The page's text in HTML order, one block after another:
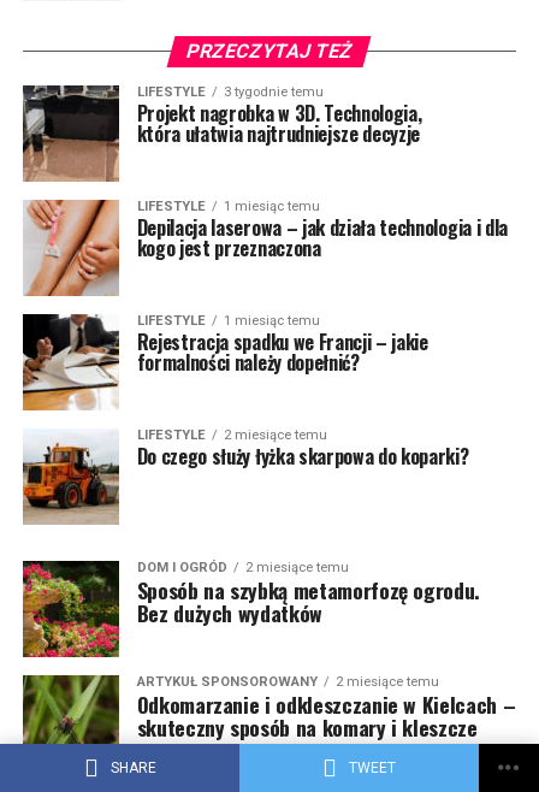
SHARE TWEET
PRZECZYTAJ TEŻ
LIFESTYLE 3 tygodnie temu
Projekt nagrobka w 3D. Technologia,
która ułatwia najtrudniejsze decyzje
LIFESTYLE 1 miesiąc temu
Depilacja laserowa – jak działa technologia i dla
kogo jest przeznaczona
LIFESTYLE 1 miesiąc temu
Rejestracja spadku we Francji – jakie
formalności należy dopełnić?
LIFESTYLE 2 miesiące temu
Do czego służy łyżka skarpowa do koparki?
DOM I OGRÓD 2 miesiące temu
Sposób na szybką metamorfozę ogrodu.
Bez dużych wydatków
ARTYKUŁ SPONSOROWANY 2 miesiące temu
Odkomarzanie i odkleszczanie w Kielcach –
skuteczny sposób na komary i kleszcze